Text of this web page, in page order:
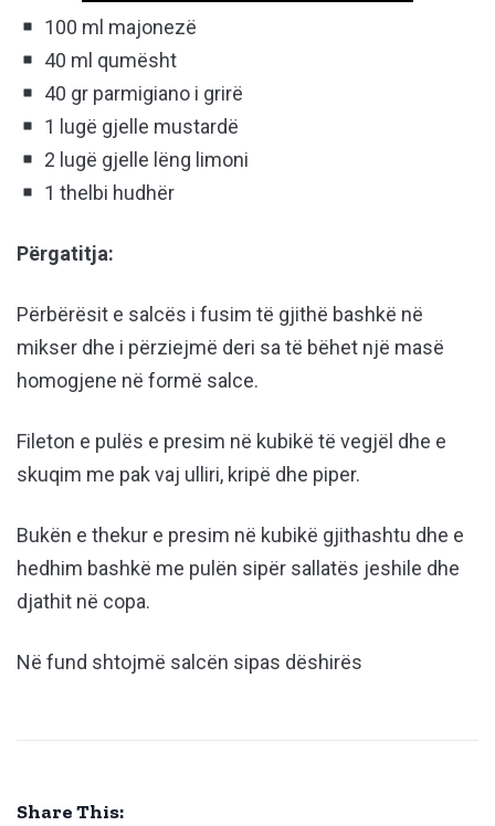
100 ml majonezë
40 ml qumësht
40 gr parmigiano i grirë
1 lugë gjelle mustardë
2 lugë gjelle lëng limoni
1 thelbi hudhër
Përgatitja:
Përbërësit e salcës i fusim të gjithë bashkë në
mikser dhe i përziejmë deri sa të bëhet një masë
homogjene në formë salce.
Fileton e pulës e presim në kubikë të vegjël dhe e
skuqim me pak vaj ulliri, kripë dhe piper.
Bukën e thekur e presim në kubikë gjithashtu dhe e
hedhim bashkë me pulën sipër sallatës jeshile dhe
djathit në copa.
Në fund shtojmë salcën sipas dëshirës
Share This: